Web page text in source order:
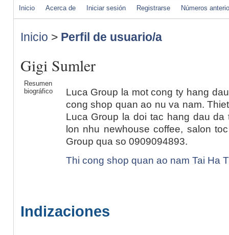
Inicio Acerca de Iniciar sesión Registrarse Números
Inicio > Perfil de usuario/a
Gigi Sumler
Resumen
biográfico
Luca Group la mot cong ty hang
cong shop quan ao nu va nam.
Luca Group la doi tac hang dau
lon nhu newhouse coffee, salon
Group qua so 0909094893.
Thi cong shop quan ao nam Tai Ha
Indizaciones